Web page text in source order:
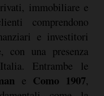
immobiliare e
comprendono
e investitori
una presenza
Entrambe le
e Como 1907,